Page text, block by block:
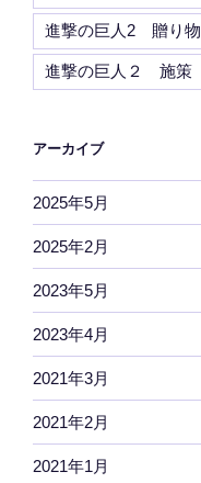
進撃の巨人2 贈り物
進撃の巨人２ 施策
アーカイブ
2025年5月
2025年2月
2023年5月
2023年4月
2021年3月
2021年2月
2021年1月